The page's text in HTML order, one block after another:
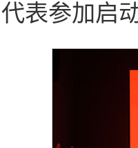
代表参加启